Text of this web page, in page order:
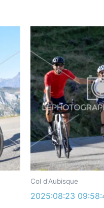
Col d'Aubisque
2025:08:23